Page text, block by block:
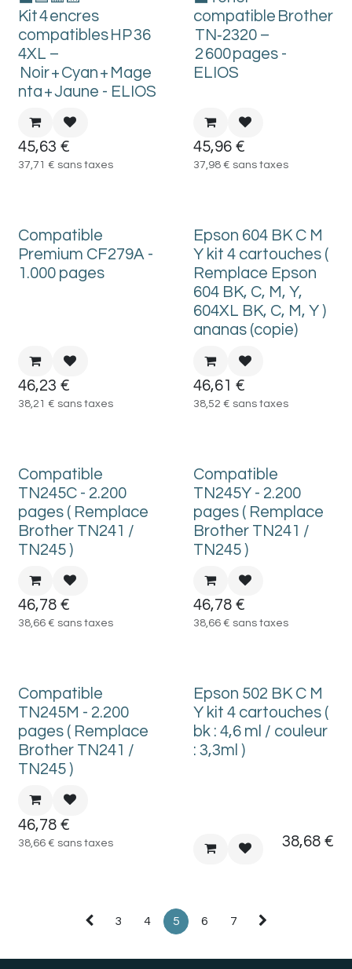
Kit 4 encres
compatibles HP 36
4XL –
Noir + Cyan + Mage
nta + Jaune - ELIOS
45,63 €
37,71 € sans taxes
compatible Brother
TN‑2320 –
2 600 pages -
ELIOS
45,96€
37,98€ sans taxes
Compatible
Premium CF279A -
1.000 pages
46,23 €
38,21 € sans taxes
Epson 604 BK C M
Y kit 4 cartouches (
Remplace Epson
604 BK, C, M, Y,
604XL BK, C, M, Y )
ananas (copie)
46,61 €
38,52 € sans taxes
Compatible
TN245C - 2.200
pages ( Remplace
Brother TN241 /
TN245 )
46,78 €
38,66 € sans taxes
Compatible
TN245Y - 2.200
pages ( Remplace
Brother TN241 /
TN245 )
46,78€
38,66€ sans taxes
Compatible
TN245M - 2.200
pages ( Remplace
Brother TN241 /
TN245 )
46,78 €
38,66 € sans taxes
Epson 502 BK C M
Y kit 4 cartouches (
bk : 4,6 ml / couleur
: 3,3ml )
38,68€
3 4 5 6 7